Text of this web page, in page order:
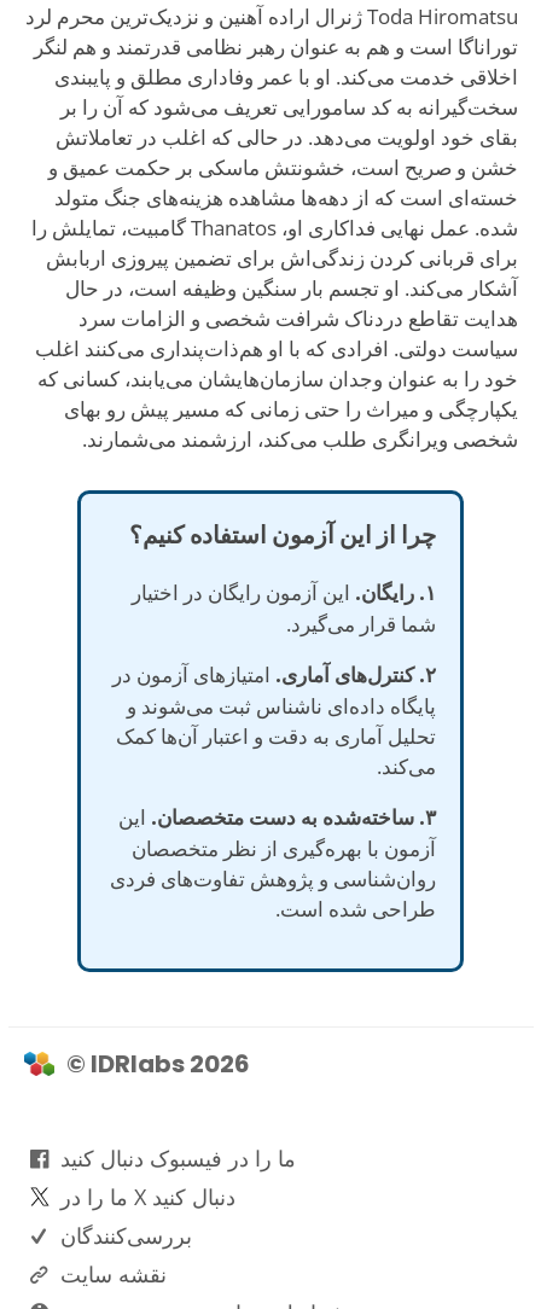
Toda Hiromatsu ژنرال اراده آهنین و نزدیک‌ترین محرم لرد
توراناگا است و هم به عنوان رهبر نظامی قدرتمند و هم لنگر
اخلاقی خدمت می‌کند. او با عمر وفاداری مطلق و پایبندی
سخت‌گیرانه به کد سامورایی تعریف می‌شود که آن را بر
بقای خود اولویت می‌دهد. در حالی که اغلب در تعاملاتش
خشن و صریح است، خشونتش ماسکی بر حکمت عمیق و
خسته‌ای است که از دهه‌ها مشاهده هزینه‌های جنگ متولد
شده. عمل نهایی فداکاری او، Thanatos گامبیت، تمایلش را
برای قربانی کردن زندگی‌اش برای تضمین پیروزی اربابش
آشکار می‌کند. او تجسم بار سنگین وظیفه است، در حال
هدایت تقاطع دردناک شرافت شخصی و الزامات سرد
سیاست دولتی. افرادی که با او هم‌ذات‌پنداری می‌کنند اغلب
خود را به عنوان وجدان سازمان‌هایشان می‌یابند، کسانی که
یکپارچگی و میراث را حتی زمانی که مسیر پیش رو بهای
شخصی ویرانگری طلب می‌کند، ارزشمند می‌شمارند.
چرا از این آزمون استفاده کنیم؟
۱. رایگان.
این آزمون رایگان در اختیار
شما قرار می‌گیرد.
۲. کنترل‌های آماری.
امتیازهای آزمون در
پایگاه داده‌ای ناشناس ثبت می‌شوند و
تحلیل آماری به دقت و اعتبار آن‌ها کمک
می‌کند.
۳. ساخته‌شده به دست متخصصان.
این
آزمون با بهره‌گیری از نظر متخصصان
روان‌شناسی و پژوهش تفاوت‌های فردی
طراحی شده است.
© IDRlabs 2026
ما را در فیسبوک دنبال کنید
ما را در X دنبال کنید
بررسی‌کنندگان
نقشه سایت